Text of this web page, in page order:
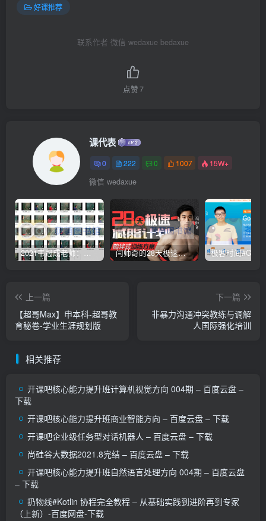
好课推荐
联系作者 微信 wedaxue bedaxue
点赞7
课代表
0 222 0 1007 15W+
微信 wedaxue
2021韦冠成老师：韦氏天星风水《秘传二十四山吉凶占断要法》 – 百度云盘 – 下载 闫帅奇的28天极速减脂计划 – 网盘分享 – 下载
上一篇
【超哥Max】申本科-超哥教
育秘卷-学业生涯规划版
下一篇
非暴力沟通冲突教练与调解
人国际强化培训
相关推荐
开课吧核心能力提升班计算机视觉方向 004期 – 百度云盘 –
下载
开课吧核心能力提升班商业智能方向 – 百度云盘 – 下载
开课吧企业级任务型对话机器人 – 百度云盘 – 下载
尚硅谷大数据2021.8完结 – 百度云盘 – 下载
开课吧核心能力提升班自然语言处理方向 004期 – 百度云盘
– 下载
扔物线#Kotlin 协程完全教程 – 从基础实践到进阶再到专家
（上新）-百度网盘-下载